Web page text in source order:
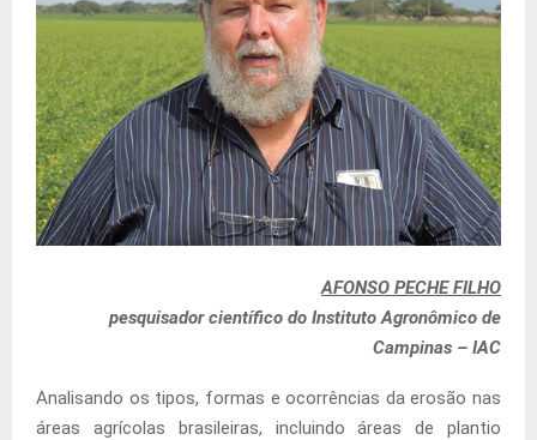
AFONSO PECHE FILHO
pesquisador científico do Instituto Agronômico de
Campinas – IAC
Analisando os tipos, formas e ocorrências da erosão nas
áreas agrícolas brasileiras, incluindo áreas de plantio